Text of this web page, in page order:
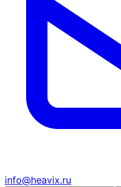
info@heavix.ru